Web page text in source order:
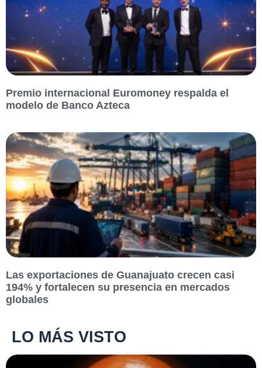
Premio internacional Euromoney respalda el
modelo de Banco Azteca
Las exportaciones de Guanajuato crecen casi
194% y fortalecen su presencia en mercados
globales
LO MÁS VISTO